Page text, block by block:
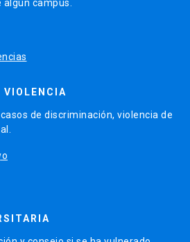
campus.
VIOLENCIA
de discriminación, violencia de